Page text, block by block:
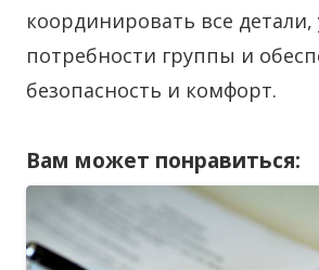
координировать все
потребности группы и
безопасность и комфорт.
Вам может понравиться: